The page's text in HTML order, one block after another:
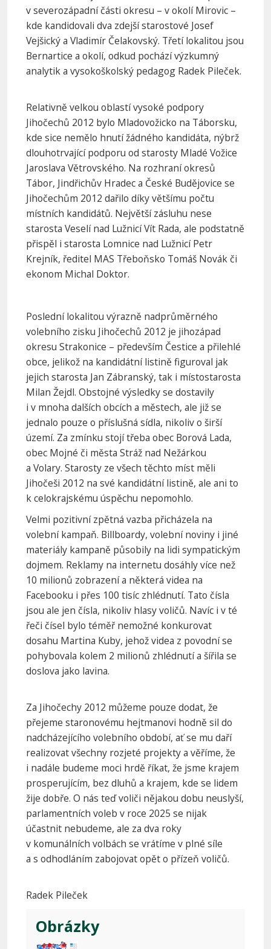
v severozápadní části okresu – v okolí Mirovic –
kde kandidovali dva zdejší starostové Josef
Vejšický a Vladimír Čelakovský. Třetí lokalitou jsou
Bernartice a okolí, odkud pochází výzkumný
analytik a vysokoškolský pedagog Radek Pileček.
Relativně velkou oblastí vysoké podpory
Jihočechů 2012 bylo Mladovožicko na Táborsku,
kde sice nemělo hnutí žádného kandidáta, nýbrž
dlouhotrvající podporu od starosty Mladé Vožice
Jaroslava Větrovského. Na rozhraní okresů
Tábor, Jindřichův Hradec a České Budějovice se
Jihočechům 2012 dařilo díky většímu počtu
místních kandidátů. Největší zásluhu nese
starosta Veselí nad Lužnicí Vít Rada, ale podstatně
přispěl i starosta Lomnice nad Lužnicí Petr
Krejník, ředitel MAS Třeboňsko Tomáš Novák či
ekonom Michal Doktor.
Poslední lokalitou výrazně nadprůměrného
volebního zisku Jihočechů 2012 je jihozápad
okresu Strakonice – především Čestice a přilehlé
obce, jelikož na kandidátní listině figuroval jak
jejich starosta Jan Zábranský, tak i místostarosta
Milan Žejdl. Obstojné výsledky se dostavily
i v mnoha dalších obcích a městech, ale již se
jednalo pouze o příslušná sídla, nikoliv o širší
území. Za zmínku stojí třeba obec Borová Lada,
obec Mojné či města Stráž nad Nežárkou
a Volary. Starosty ze všech těchto míst měli
Jihočeši 2012 na své kandidátní listině, ale ani to
k celokrajskému úspěchu nepomohlo.
Velmi pozitivní zpětná vazba přicházela na
volební kampaň. Billboardy, volební noviny i jiné
materiály kampaně působily na lidi sympatickým
dojmem. Reklamy na internetu dosáhly více než
10 milionů zobrazení a některá videa na
Facebooku i přes 100 tisíc zhlédnutí. Tato čísla
jsou ale jen čísla, nikoliv hlasy voličů. Navíc i v té
řeči čísel bylo téměř nemožné konkurovat
dosahu Martina Kuby, jehož videa z povodní se
pohybovala kolem 2 milionů zhlédnutí a šířila se
doslova jako lavina.
Za Jihočechy 2012 můžeme pouze dodat, že
přejeme staronovému hejtmanovi hodně sil do
nadcházejícího volebního období, ať se mu daří
realizovat všechny rozjeté projekty a věříme, že
i nadále budeme moci hrdě říkat, že jsme krajem
prosperujícím, bez dluhů a krajem, kde se lidem
žije dobře. O nás teď voliči nějakou dobu neuslyší,
parlamentních voleb v roce 2025 se nijak
účastnit nebudeme, ale za dva roky
v komunálních volbách se vrátíme v plné síle
a s odhodláním zabojovat opět o přízeň voličů.
Radek Pileček
Obrázky